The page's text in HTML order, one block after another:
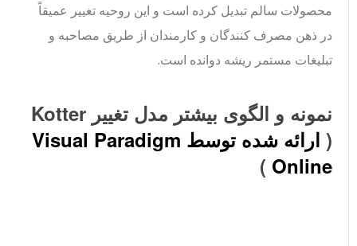
محصولات سالم تبدیل کرده است و این روحیه تغییر عمیقاً
در ذهن مصرف کنندگان و کارمندان از طریق مصاحبه و
تبلیغات مستمر ریشه دوانده است.
نمونه و الگوی بیشتر مدل تغییر Kotter
(
ارائه شده توسط Visual Paradigm
Online
)